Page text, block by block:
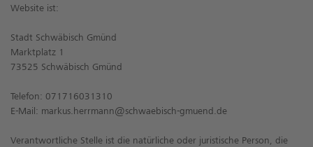
Website ist:
Stadt Schwäbisch Gmünd
Marktplatz 1
73525 Schwäbisch Gmünd
Telefon: 071716031310
E-Mail: markus.herrmann@schwaebisch-gmuend.de
Verantwortliche Stelle ist die natürliche oder juristische Person, die